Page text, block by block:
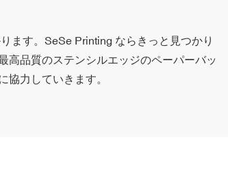
ます。SeSe Printing ならきっと見つかり
高品質のステンシルエッジのペーパーバッ
力していきます。